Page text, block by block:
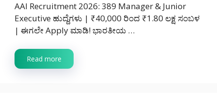
AAI Recruitment 2026: 389 Manager & Junior
Executive ಹುದ್ದೆಗಳು | ₹40,000 ರಿಂದ ₹1.80 ಲಕ್ಷ ಸಂಬಳ
| ಈಗಲೇ Apply ಮಾಡಿ! ಭಾರತೀಯ …
Read more